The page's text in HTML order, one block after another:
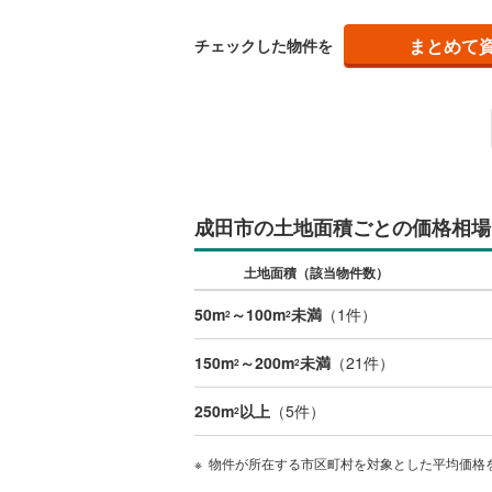
チェックした物件を まとめて
成田市の土地面積ごとの価格相場
土地面積（該当物件数）
50m2 ～100m2未満 （1件）
150m2 ～200m2未満 （21件）
250m2以上 （5件）
物件が所在する市区町村を対象とした平均価格